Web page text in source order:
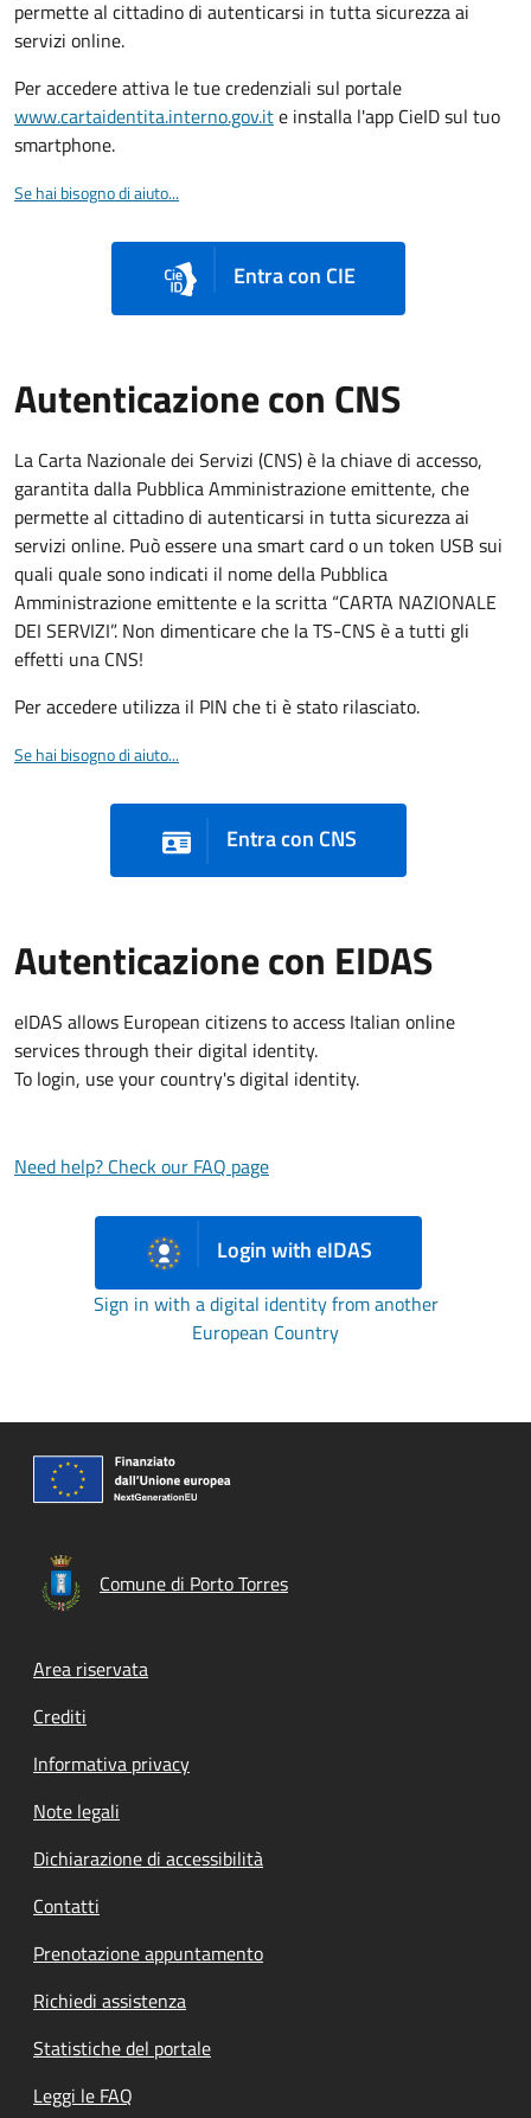
permette al cittadino di autenticarsi in tutta sicurezza ai
servizi online.
Per accedere attiva le tue credenziali sul portale
www.cartaidentita.interno.gov.ite installa l'app CieID sul tuo
smartphone.
Se hai bisogno di aiuto...
Entra con CIE
Autenticazione con CNS
La Carta Nazionale dei Servizi (CNS) è la chiave di accesso,
garantita dalla Pubblica Amministrazione emittente, che
permette al cittadino di autenticarsi in tutta sicurezza ai
servizi online. Può essere una smart card o un token USB sui
quali quale sono indicati il nome della Pubblica
Amministrazione emittente e la scritta “CARTA NAZIONALE
DEI SERVIZI”. Non dimenticare che la TS-CNS è a tutti gli
effetti una CNS!
Per accedere utilizza il PIN che ti è stato rilasciato.
Se hai bisogno di aiuto...
Entra con CNS
Autenticazione con EIDAS
eIDAS allows European citizens to access Italian online
services through their digital identity.
To login, use your country's digital identity.
Need help? Check our FAQ page
Login with eIDAS
Sign in with a digital identity from another
European Country
Comune di Porto Torres
Footer menu
Area riservata
Crediti
Informativa privacy
Note legali
Dichiarazione di accessibilità
Contatti
Prenotazione appuntamento
Richiedi assistenza
Statistiche del portale
Leggi le FAQ